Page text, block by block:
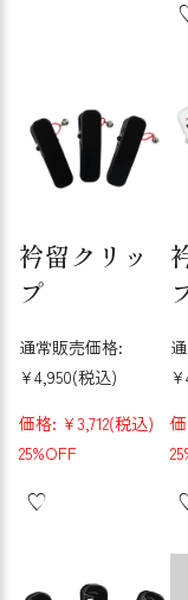
衿留クリッ
プ
通常販売価格:
¥4,950(税込)
価格: ¥3,712(税込)
25%OFF